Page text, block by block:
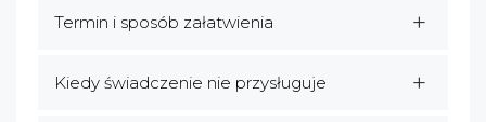
Termin i sposób załatwienia
Kiedy świadczenie nie przysługuje